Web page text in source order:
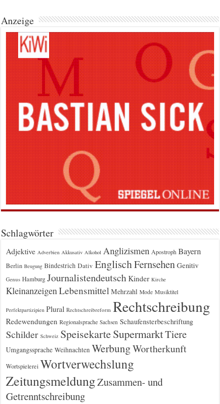
Anzeige
Schlagwörter
Adjektive Adverbien Akkusativ Alkohol Anglizismen Apostroph Bayern
Berlin Beugung Bindestrich Dativ EnglischFernsehen Genitiv
Genus Hamburg Journalistendeutsch Kinder Kirche
KleinanzeigenLebensmittel Mehrzahl Mode Musiktitel
Perfektpartizipien Plural Rechtschreibreform Rechtschreibung
Redewendungen Regionalsprache Sachsen Schaufensterbeschriftung
Schilder Schweiz Speisekarte SupermarktTiere
Umgangssprache Weihnachten WerbungWortherkunft
Wortspielerei Wortverwechslung
ZeitungsmeldungZusammen- und
Getrenntschreibung